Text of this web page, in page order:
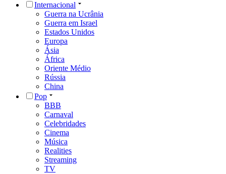
Internacional
Guerra na Ucrânia
Guerra em Israel
Estados Unidos
Europa
Ásia
África
Oriente Médio
Rússia
China
Pop
BBB
Carnaval
Celebridades
Cinema
Música
Realities
Streaming
TV